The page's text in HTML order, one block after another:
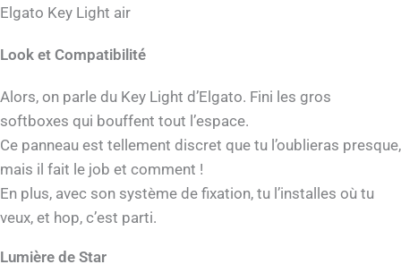
Elgato Key Light air
Look et Compatibilité
Alors, on parle du Key Light d’Elgato. Fini les gros
softboxes qui bouffent tout l’espace.
Ce panneau est tellement discret que tu l’oublieras presque,
mais il fait le job et comment !
En plus, avec son système de fixation, tu l’installes où tu
veux, et hop, c’est parti.
Lumière de Star